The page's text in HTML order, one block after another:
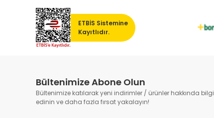
ETBİS Sistemine
Kayıtlıdır.
Bültenimize Abone Olun
Bültenimize katılarak yeni indirimler / ürünler hakkında bilgi
edinin ve daha fazla fırsat yakalayın!